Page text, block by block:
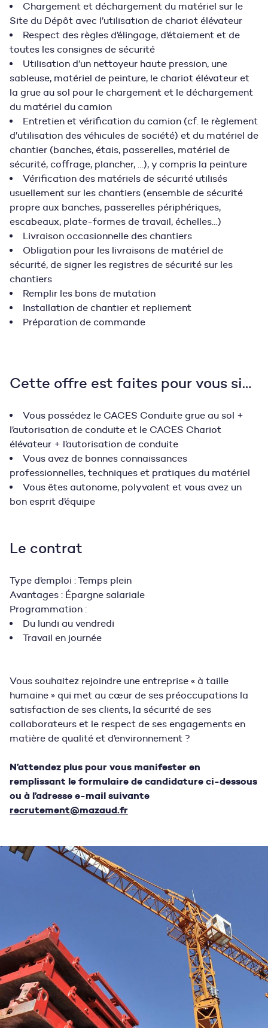
Chargement et déchargement du matériel sur le
Site du Dépôt avec l’utilisation de chariot élévateur
Respect des règles d’élingage, d’étaiement et de
toutes les consignes de sécurité
Utilisation d’un nettoyeur haute pression, une
sableuse, matériel de peinture, le chariot élévateur et
la grue au sol pour le chargement et le déchargement
du matériel du camion
Entretien et vérification du camion (cf. le règlement
d’utilisation des véhicules de société) et du matériel de
chantier (banches, étais, passerelles, matériel de
sécurité, coffrage, plancher, …), y compris la peinture
Vérification des matériels de sécurité utilisés
usuellement sur les chantiers (ensemble de sécurité
propre aux banches, passerelles périphériques,
escabeaux, plate-formes de travail, échelles…)
Livraison occasionnelle des chantiers
Obligation pour les livraisons de matériel de
sécurité, de signer les registres de sécurité sur les
chantiers
Remplir les bons de mutation
Installation de chantier et repliement
Préparation de commande
Cette offre est faites pour vous si…
Vous possédez le CACES Conduite grue au sol +
l’autorisation de conduite et le CACES Chariot
élévateur + l’autorisation de conduite
Vous avez de bonnes connaissances
professionnelles, techniques et pratiques du matériel
Vous êtes autonome, polyvalent et vous avez un
bon esprit d’équipe
Le contrat
Type d’emploi : Temps plein
Avantages : Épargne salariale
Programmation :
Du lundi au vendredi
Travail en journée
Vous souhaitez rejoindre une entreprise « à taille
humaine » qui met au cœur de ses préoccupations la
satisfaction de ses clients, la sécurité de ses
collaborateurs et le respect de ses engagements en
matière de qualité et d’environnement ?
N’attendez plus pour vous manifester en
remplissant le formulaire de candidature ci-dessous
ou à l’adresse e-mail suivante
recrutement@mazaud.fr